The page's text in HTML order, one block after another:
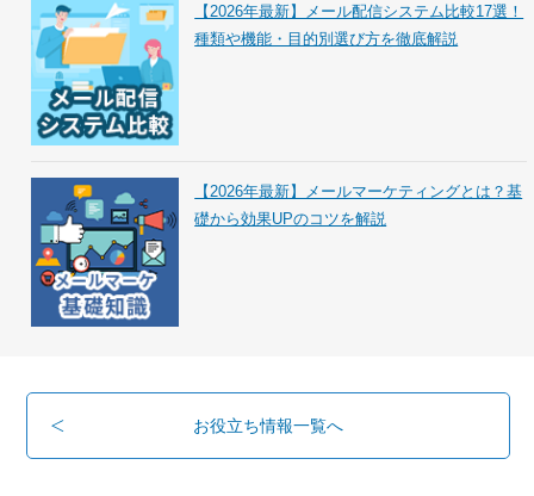
【2026年最新】メール配信システム比較17選！
種類や機能・目的別選び方を徹底解説
【2026年最新】メールマーケティングとは？基
礎から効果UPのコツを解説
お役立ち情報一覧へ